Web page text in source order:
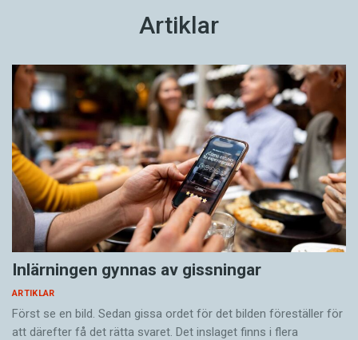
Artiklar
Inlärningen gynnas av gissningar
ARTIKLAR
Först se en bild. Sedan gissa ordet för det bilden föreställer för
att därefter få det rätta svaret. Det inslaget finns i flera